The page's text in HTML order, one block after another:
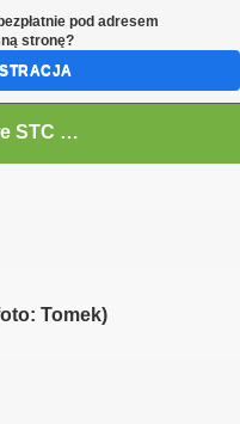
Koło Zakładowe STC - Cukrownia Krasnystaw - KSC Polski Cukier
Tomek)
pod adresem
stronę?